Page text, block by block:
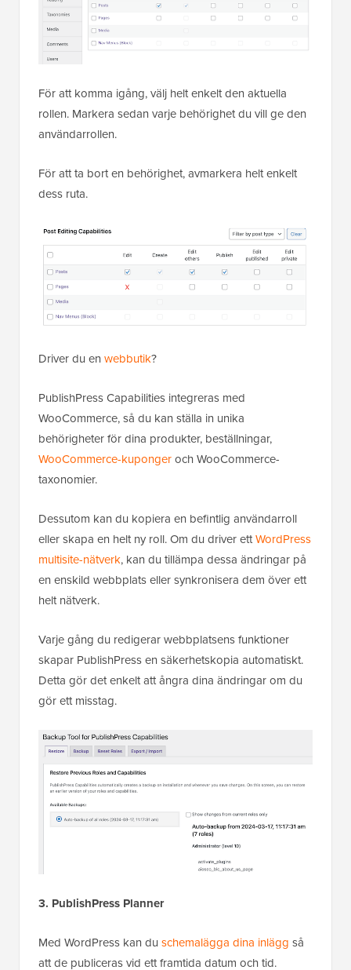
För att komma igång, välj helt enkelt den aktuella
rollen. Markera sedan varje behörighet du vill ge den
användarrollen.
För att ta bort en behörighet, avmarkera helt enkelt
dess ruta.
Driver du en webbutik?
PublishPress Capabilities integreras med
WooCommerce, så du kan ställa in unika
behörigheter för dina produkter, beställningar,
WooCommerce-kupongeroch WooCommerce-
taxonomier.
Dessutom kan du kopiera en befintlig användarroll
eller skapa en helt ny roll. Om du driver ettWordPress
multisite-nätverk, kan du tillämpa dessa ändringar på
en enskild webbplats eller synkronisera dem över ett
helt nätverk.
Varje gång du redigerar webbplatsens funktioner
skapar PublishPress en säkerhetskopia automatiskt.
Detta gör det enkelt att ångra dina ändringar om du
gör ett misstag.
3. PublishPress Planner
Med WordPress kan du schemalägga dina inlägg så
att de publiceras vid ett framtida datum och tid.